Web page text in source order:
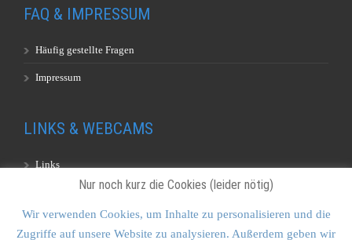
FAQ & IMPRESSUM
Häufig gestellte Fragen
Impressum
LINKS & WEBCAMS
Links
Nur noch kurz die Cookies (leider nötig)
Wir verwenden Cookies, um Inhalte zu personalisieren und die
Zugriffe auf unsere Website zu analysieren. Außerdem geben wir